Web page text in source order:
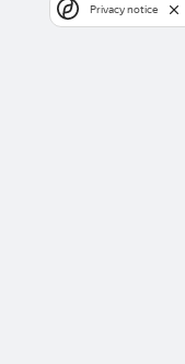
Privacy notice